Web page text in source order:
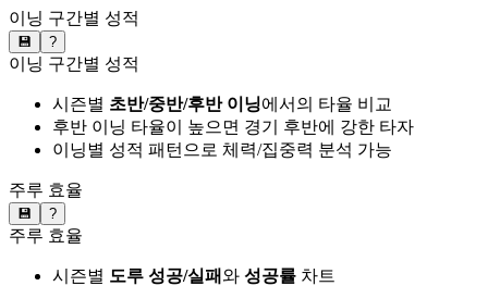
이닝 구간별 성적
💾 ?
이닝 구간별 성적
시즌별 초반/중반/후반 이닝에서의 타율 비교
후반 이닝 타율이 높으면 경기 후반에 강한 타자
이닝별 성적 패턴으로 체력/집중력 분석 가능
주루 효율
💾 ?
주루 효율
시즌별 도루 성공/실패와 성공률 차트